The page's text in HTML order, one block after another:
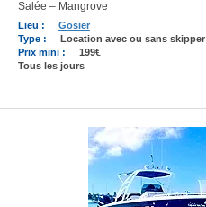
Salée – Mangrove
Lieu :
Gosier
Type :
Location avec ou sans skipper
Prix mini :
199€
Tous les jours